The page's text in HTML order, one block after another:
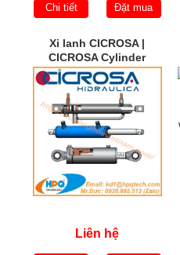
Chi tiết Đặt mua
Xi lanh CICROSA |
CICROSA Cylinder
Liên hệ